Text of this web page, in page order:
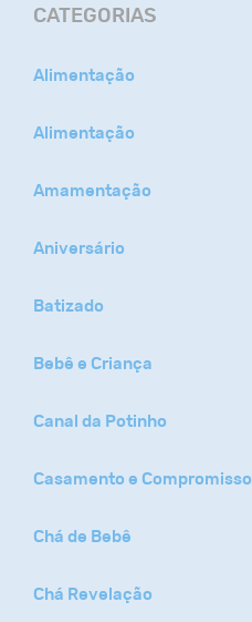
CATEGORIAS
Alimentação
Alimentação
Amamentação
Aniversário
Batizado
Bebê e Criança
Canal da Potinho
Casamento e Compromisso
Chá de Bebê
Chá Revelação